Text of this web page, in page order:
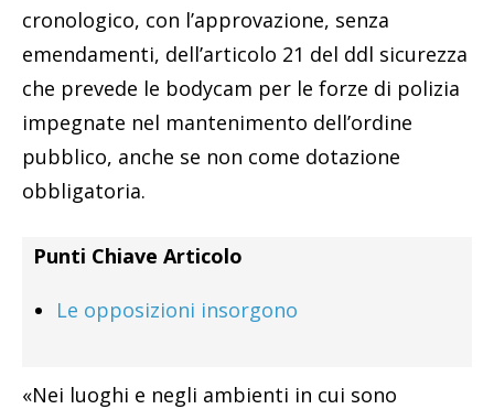
cronologico, con l’approvazione, senza
emendamenti, dell’articolo 21 del ddl sicurezza
che prevede le bodycam per le forze di polizia
impegnate nel mantenimento dell’ordine
pubblico, anche se non come dotazione
obbligatoria.
Punti Chiave Articolo
Le opposizioni insorgono
«Nei luoghi e negli ambienti in cui sono